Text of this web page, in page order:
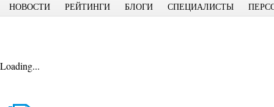
НОВОСТИ РЕЙТИНГИ БЛОГИ СПЕЦИАЛИСТЫ
Loading...